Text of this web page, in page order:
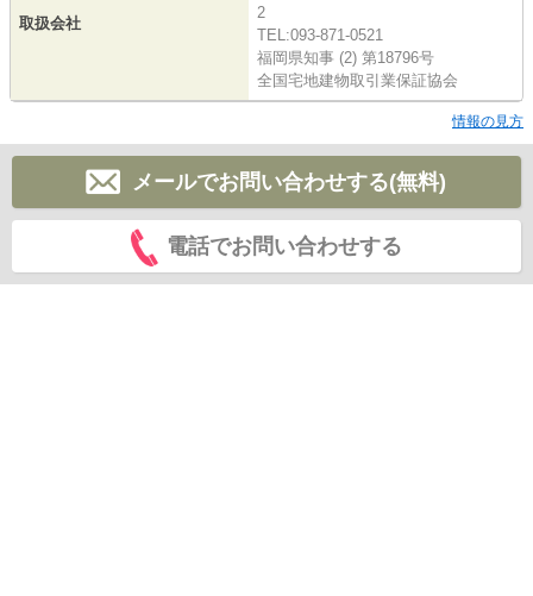
取扱会社
2
TEL:093-871-0521
福岡県知事 (2) 第18796号
全国宅地建物取引業保証協会
情報の見方
メールでお問い合わせする(無料)
電話でお問い合わせする